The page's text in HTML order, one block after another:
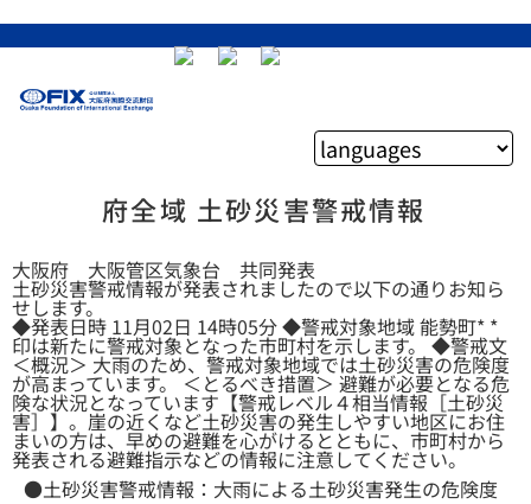
府全域 土砂災害警戒情報
大阪府 大阪管区気象台 共同発表
土砂災害警戒情報が発表されましたので以下の通りお知ら
せします。
◆発表日時 11月02日 14時05分 ◆警戒対象地域 能勢町* *
印は新たに警戒対象となった市町村を示します。 ◆警戒文
＜概況＞ 大雨のため、警戒対象地域では土砂災害の危険度
が高まっています。 ＜とるべき措置＞ 避難が必要となる危
険な状況となっています【警戒レベル４相当情報［土砂災
害］】。崖の近くなど土砂災害の発生しやすい地区にお住
まいの方は、早めの避難を心がけるとともに、市町村から
発表される避難指示などの情報に注意してください。
●土砂災害警戒情報：大雨による土砂災害発生の危険度